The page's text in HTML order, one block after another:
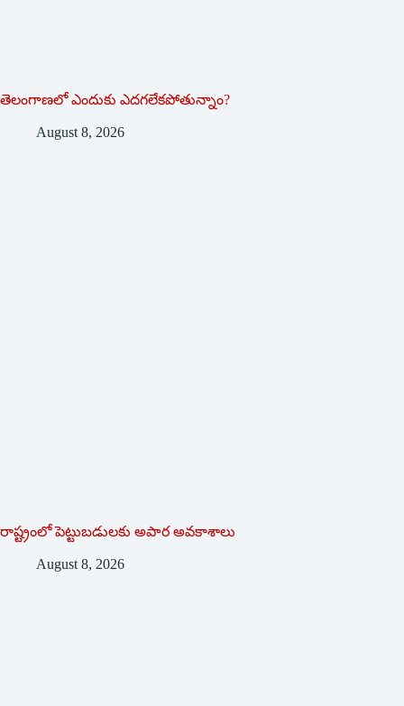
తెలంగాణలో ఎందుకు ఎదగలేకపోతున్నాం?
August 8, 2026
రాష్ట్రంలో పెట్టుబడులకు అపార అవకాశాలు
August 8, 2026